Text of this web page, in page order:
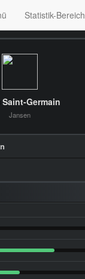
Statistik-Bereich
Saint-Germain
Jansen